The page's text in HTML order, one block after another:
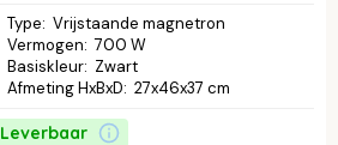
Type: Vrijstaande magnetron
Vermogen: 700 W
Basiskleur: Zwart
Afmeting HxBxD: 27x46x37 cm
Leverbaar